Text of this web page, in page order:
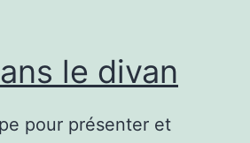
le divan
pour présenter et